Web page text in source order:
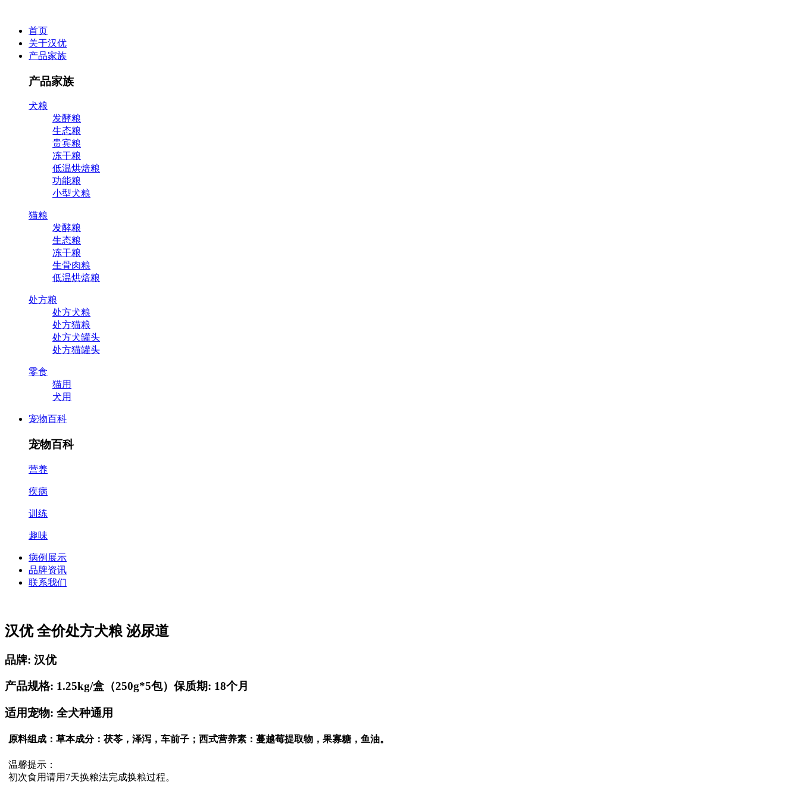
首页
关于汉优
产品家族
产品家族
犬粮
发酵粮
生态粮
贵宾粮
冻干粮
低温烘焙粮
功能粮
小型犬粮
猫粮
发酵粮
生态粮
冻干粮
生骨肉粮
低温烘焙粮
处方粮
处方犬粮
处方猫粮
处方犬罐头
处方猫罐头
零食
猫用
犬用
宠物百科
宠物百科
营养
疾病
训练
趣味
病例展示
品牌资讯
联系我们
汉优 全价处方犬粮 泌尿道
品牌: 汉优
产品规格: 1.25kg/盒（250g*5包） 保质期: 18个月
适用宠物: 全犬种通用
原料组成：草本成分：茯苓，泽泻，车前子；西式营养素：蔓越莓提取物，果寡糖，鱼油。
温馨提示：
初次食用请用7天换粮法完成换粮过程。